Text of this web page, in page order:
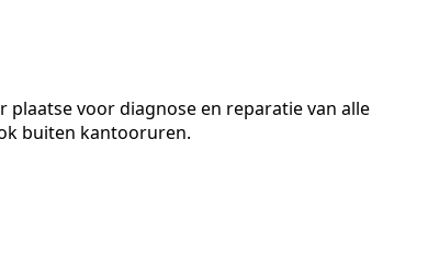
voor diagnose en reparatie van alle
buiten kantooruren.